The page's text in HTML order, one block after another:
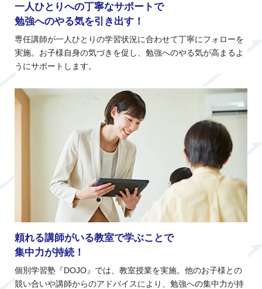
一人ひとりへの丁寧なサポートで
勉強へのやる気を引き出す！
専任講師が一人ひとりの学習状況に合わせて丁寧にフォローを
実施。お子様自身の気づきを促し、勉強へのやる気が高まるよ
うにサポートします。
頼れる講師がいる教室で学ぶことで
集中力が持続！
個別学習塾『DOJO』では、教室授業を実施。他のお子様との
競い合いや講師からのアドバイスにより、勉強への集中力が持